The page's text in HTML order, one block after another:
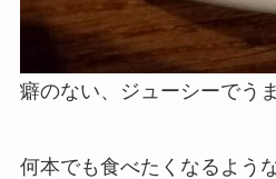
癖のない、ジューシーでう
何本でも食べたくなるよう